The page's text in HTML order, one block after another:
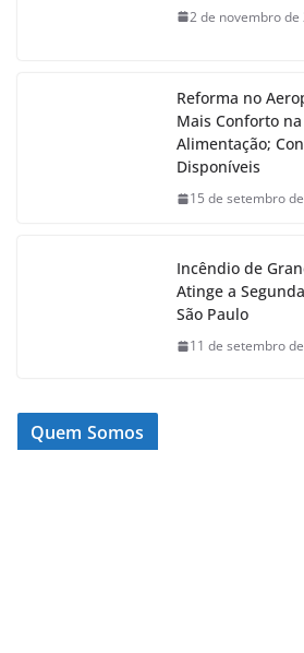
2 de novembro de
Reforma no
Mais Conforto
Alimentação;
Disponíveis
15 de setembro
Incêndio de
Atinge a
São Paulo
11 de setembro
Quem Somos